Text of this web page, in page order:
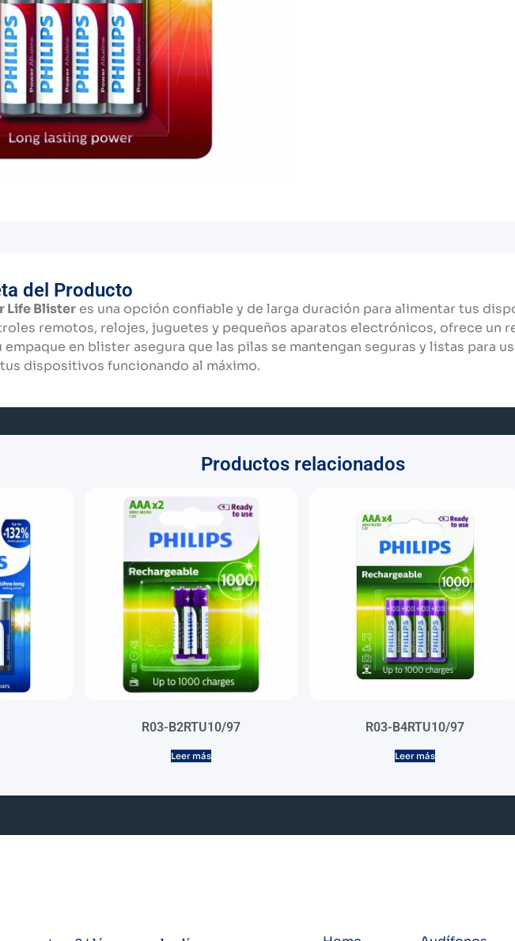
del Producto
Life Blister es una opción confiable y de larga duración para alimentar tus
remotos, relojes, juguetes y pequeños aparatos electrónicos, ofrece un
en blister asegura que las pilas se mantengan seguras y listas para
dispositivos funcionando al máximo.
Productos relacionados
R03-B2RTU10/97
Leer más
R03-B4RTU10/97
Leer más